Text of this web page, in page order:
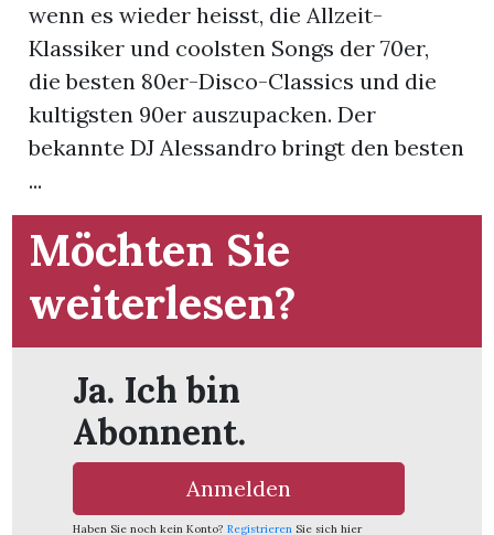
Newsletter
Bremgarten
wenn es wieder heisst, die Allzeit-
Klassiker und coolsten Songs der 70er,
die besten 80er-Disco-Classics und die
kultigsten 90er auszupacken. Der
bekannte DJ Alessandro bringt den besten
...
Möchten Sie
weiterlesen?
Ja. Ich bin
Abonnent.
Anmelden
Haben Sie noch kein Konto? Registrieren Sie sich hier